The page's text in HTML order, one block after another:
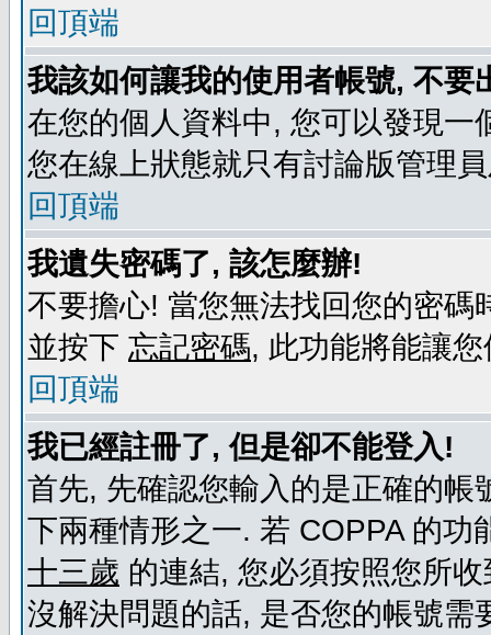
回頂端
我該如何讓我的使用者帳號, 不
在您的個人資料中, 您可以發現一
您在線上狀態就只有討論版管理
回頂端
我遺失密碼了, 該怎麼辦!
不要擔心! 當您無法找回您的密
並按下 忘記密碼, 此功能將能讓
回頂端
我已經註冊了, 但是卻不能登入!
首先, 先確認您輸入的是正確的
下兩種情形之一. 若 COPPA 的
十三歲 的連結, 您必須按照您所
沒解決問題的話, 是否您的帳號